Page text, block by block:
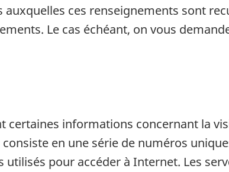
ces renseignements sont
Le cas échéant, on vous
certaines informations concernant la
en une série de numéros
pour accéder à Internet. Les